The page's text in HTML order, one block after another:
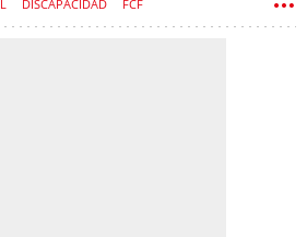
DISCAPACIDAD FCF